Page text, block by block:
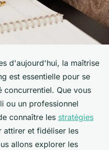
d'aujourd'hui, la maîtrise
est essentielle pour se
concurrentiel. Que vous
ou un professionnel
connaître les stratégies
attirer et fidéliser les
allons explorer les